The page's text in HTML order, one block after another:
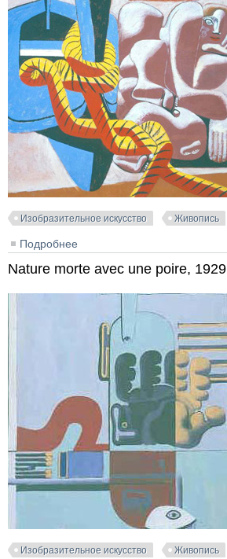
Изобразительное искусство Живопись
Подробнее
Nature morte avec une poire, 1929
Изобразительное искусство Живопись